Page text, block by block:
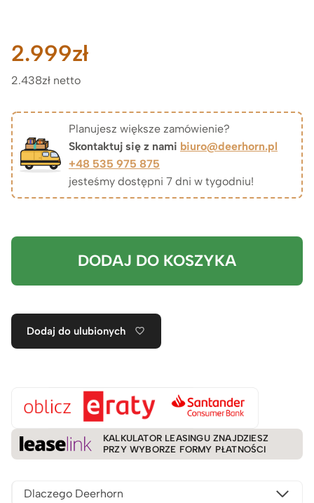
2.999zł
2.438zł netto
Planujesz większe zamówienie?
Skontaktuj się z nami biuro@deerhorn.pl
+48 535 975 875
jesteśmy dostępni 7 dni w tygodniu!
DODAJ DO KOSZYKA
Dodaj do ulubionych
KALKULATOR LEASINGU ZNAJDZIESZ
PRZY WYBORZE FORMY PŁATNOŚCI
Dlaczego Deerhorn